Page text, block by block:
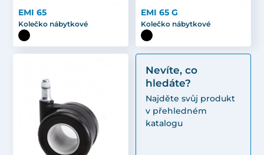
EMI 65
Kolečko nábytkové
EMI 65 G
Kolečko nábytkové
Nevíte, co
hledáte?
Najděte svůj produkt
v přehledném
katalogu